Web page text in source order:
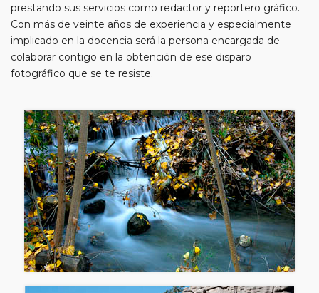
prestando sus servicios como redactor y reportero gráfico.
Con más de veinte años de experiencia y especialmente
implicado en la docencia será la persona encargada de
colaborar contigo en la obtención de ese disparo
fotográfico que se te resiste.